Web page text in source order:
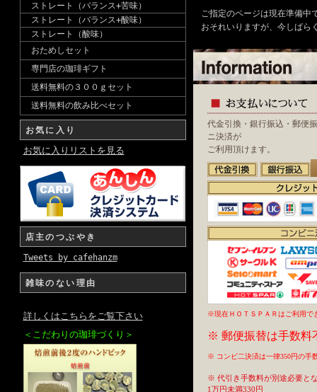
ストレート（バランス+苦味）
ストレート（バランス+酸味）
ストレート（酸味）
おためしセット
専門店の珈琲ギフト
送料無料の３００ｇセット
送料無料の飲み比べセット
お気に入り
お気に入りリストを見る
店主のつぶやき
Tweets by cafehanzm
雑味のない理由
詳しくはこちらをご覧下さい
＜こだわりの珈琲づくり＞
ご指定のページは現在準備中
おそれいりますが、今しばら
代金引換・銀行振込・郵便
ニ決済が
ご利用頂けます。
※現在ＨＯＴＳＰＡＲはご利用で
※ 郵便振替は手数料
※ コンビ二決済は一律350円の手
※ 代引き手数料が別途必要と
1万円未満330円